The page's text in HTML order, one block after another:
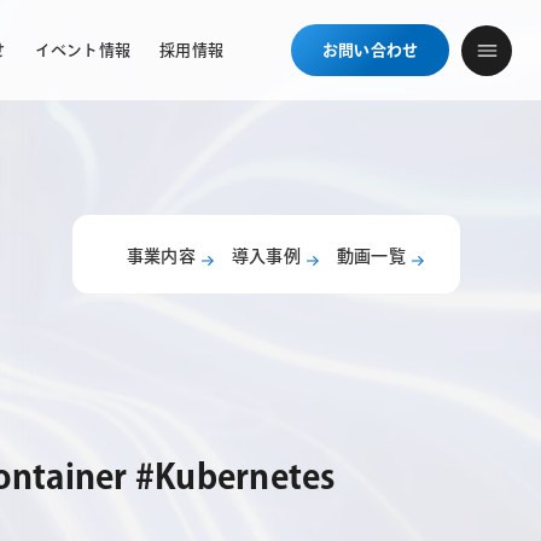
イベント情報 採用情報 お問い合わせ
事業内容 導入事例 動画一覧
#Kubernetes